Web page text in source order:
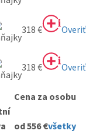
318 € Overiť
318 € Overiť
Cena za osobu
od 556 €všetky